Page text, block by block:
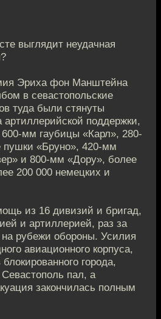
выглядит неудачная
Эриха фон Манштейна
в севастопольские
туда были стянуты
поддержки,
мм гаубицы «Карл», 280-
«Бруно», 420-мм
и 800-мм «Дору», более
200 000 немецких и
из 16 дивизий и бригад,
и артиллерией, раз за
рубежи обороны. Усилия
авиационного корпуса,
города,
пал, а
закончилась полным